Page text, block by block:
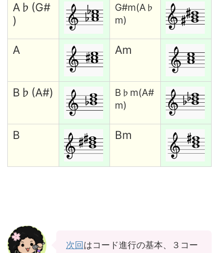
A♭(G#
)
G#m(A ♭
m)
A Am
B♭(A#) B ♭ m(A#
m)
B Bm
次回はコード進行の基本、３コー